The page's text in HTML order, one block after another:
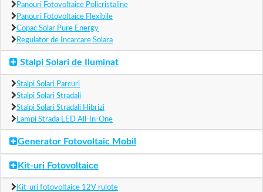
Panouri Fotovoltaice Policristaline
Panouri Fotovoltaice Flexibile
Copac Solar Pure Energy
Regulator de Incarcare Solara
Stalpi Solari de Iluminat
Stalpi Solari Parcuri
Stalpi Solari Stradali
Stalpi Solari Stradali Hibrizi
Lampi Strada LED All-In-One
Generator Fotovoltaic Mobil
Kit-uri Fotovoltaice
Kit-uri fotovoltaice 12V rulote